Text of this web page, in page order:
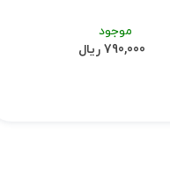
موجود
790,000 ریال